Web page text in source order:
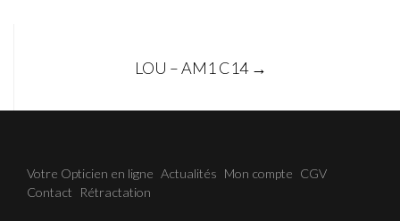
LOU – AM1 C14 →
Votre Opticien en ligne Actualités Mon compte CGV
Contact
Rétractation